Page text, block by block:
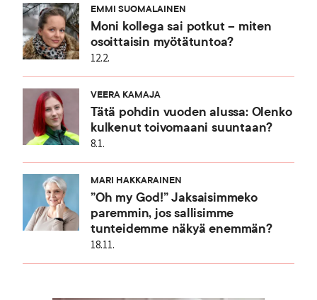
EMMI SUOMALAINEN
Moni kollega sai potkut – miten
osoittaisin myötätuntoa?
12.2.
VEERA KAMAJA
Tätä pohdin vuoden alussa: Olenko
kulkenut toivomaani suuntaan?
8.1.
MARI HAKKARAINEN
”Oh my God!” Jaksaisimmeko
paremmin, jos sallisimme
tunteidemme näkyä enemmän?
18.11.